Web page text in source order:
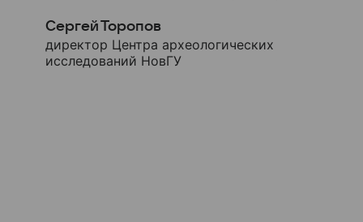
Сергей Торопов
директор Центра археологических
исследований НовГУ